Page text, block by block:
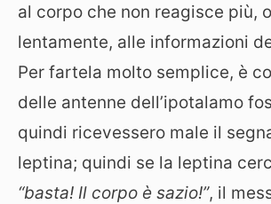
al corpo che non reagisce più,
lentamente, alle informazioni
Per fartela molto semplice, è
delle antenne dell’ipotalamo
quindi ricevessero male il
leptina; quindi se la leptina
“basta! Il corpo è sazio!”, il